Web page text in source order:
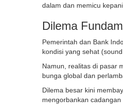
dalam dan memicu
Dilema
Pemerintah dan Bank
kondisi yang sehat
Namun, realitas di pasar
bunga global dan
Dilema besar kini
mengorbankan